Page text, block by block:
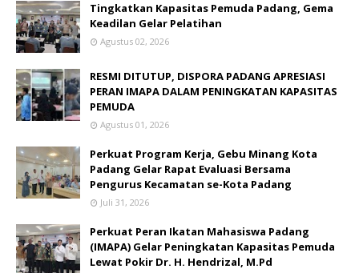
Tingkatkan Kapasitas Pemuda Padang, Gema
Keadilan Gelar Pelatihan
Agustus 02, 2026
RESMI DITUTUP, DISPORA PADANG APRESIASI
PERAN IMAPA DALAM PENINGKATAN KAPASITAS
PEMUDA
Agustus 01, 2026
Perkuat Program Kerja, Gebu Minang Kota
Padang Gelar Rapat Evaluasi Bersama
Pengurus Kecamatan se-Kota Padang
Juli 31, 2026
Perkuat Peran Ikatan Mahasiswa Padang
(IMAPA) Gelar Peningkatan Kapasitas Pemuda
Lewat Pokir Dr. H. Hendrizal, M.Pd